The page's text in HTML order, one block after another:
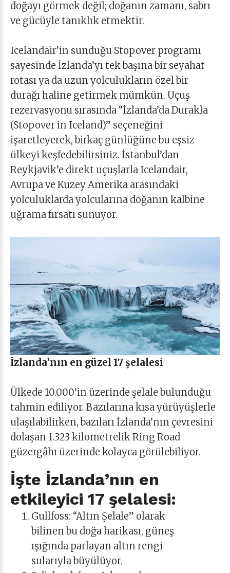
doğayı görmek değil; doğanın zamanı, sabrı
ve gücüyle tanıklık etmektir.
Icelandair’in sunduğu Stopover programı
sayesinde İzlanda’yı tek başına bir seyahat
rotası ya da uzun yolculukların özel bir
durağı haline getirmek mümkün. Uçuş
rezervasyonu sırasında “İzlanda’da Durakla
(Stopover in Iceland)” seçeneğini
işaretleyerek, birkaç günlüğüne bu eşsiz
ülkeyi keşfedebilirsiniz. İstanbul’dan
Reykjavik’e direkt uçuşlarla Icelandair,
Avrupa ve Kuzey Amerika arasındaki
yolculuklarda yolcularına doğanın kalbine
uğrama fırsatı sunuyor.
İzlanda’nın en güzel 17 şelalesi
Ülkede 10.000’in üzerinde şelale bulunduğu
tahmin ediliyor. Bazılarına kısa yürüyüşlerle
ulaşılabilirken, bazıları İzlanda’nın çevresini
dolaşan 1.323 kilometrelik Ring Road
güzergâhı üzerinde kolayca görülebiliyor.
İşte İzlanda’nın en
etkileyici 17 şelalesi:
Gullfoss: “Altın Şelale” olarak
bilinen bu doğa harikası, güneş
ışığında parlayan altın rengi
sularıyla büyülüyor.